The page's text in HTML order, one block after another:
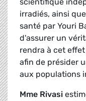
irradiés, ainsi
santé par Youri
d'assurer un
rendra à cet
afin de présider
aux populations
Mme Rivasi